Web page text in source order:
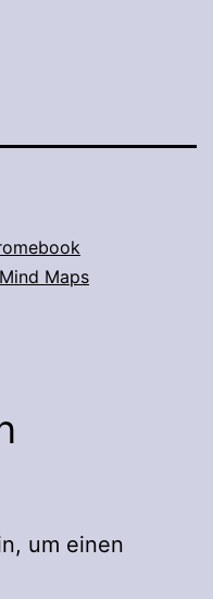
Mind Maps
um einen